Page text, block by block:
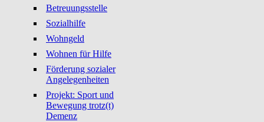
Betreuungsstelle
Sozialhilfe
Wohngeld
Wohnen für Hilfe
Förderung sozialer
Angelegenheiten
Projekt: Sport und
Bewegung trotz(t)
Demenz